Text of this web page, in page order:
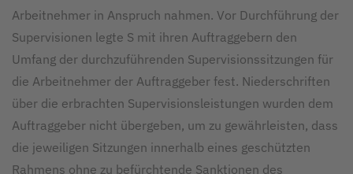
Arbeitnehmer in Anspruch nahmen. Vor Durchführung der
Supervisionen legte S mit ihren Auftraggebern den
Umfang der durchzuführenden Supervisionssitzungen für
die Arbeitnehmer der Auftraggeber fest. Niederschriften
über die erbrachten Supervisionsleistungen wurden dem
Auftraggeber nicht übergeben, um zu gewährleisten, dass
die jeweiligen Sitzungen innerhalb eines geschützten
Rahmens ohne zu befürchtende Sanktionen des